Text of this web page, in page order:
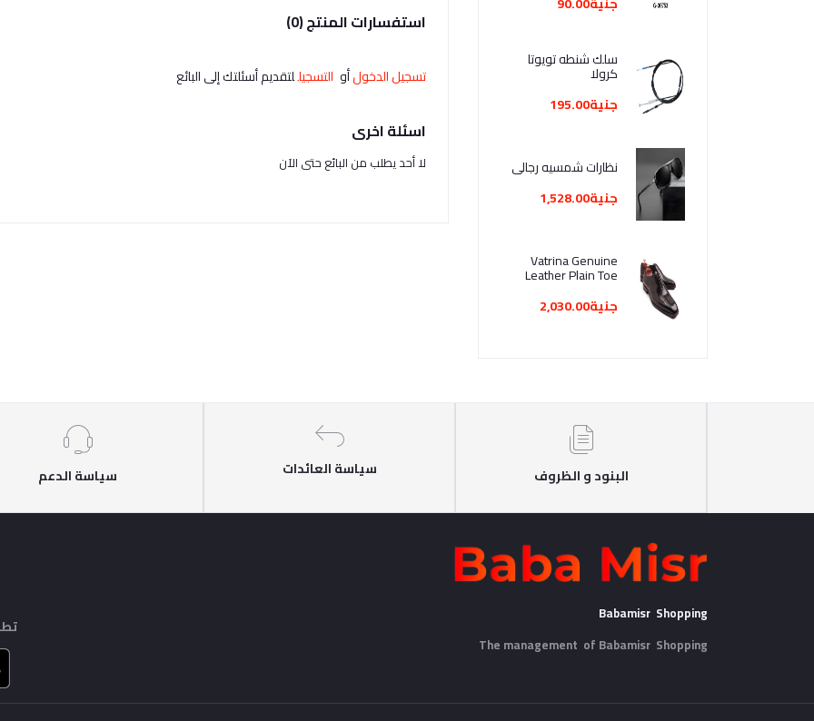
سلك شنطه تويوتا
كرولا
جنية195.00
نظارات شمسيه رجالي
جنية1,528.00
Vatrina Genuine
Leather Plain Toe
جنية2,030.00
استفسارات المنتج (0)
تسجيل الدخولأو التسجيللتقديم أسئلتك إلى البائع
اسئلة اخرى
لا أحد يطلب من البائع حتى الآن
البنود و الظروف سياسة العائدات سياسة الدعم
Babamisr Shopping
The management of Babamisr Shopping